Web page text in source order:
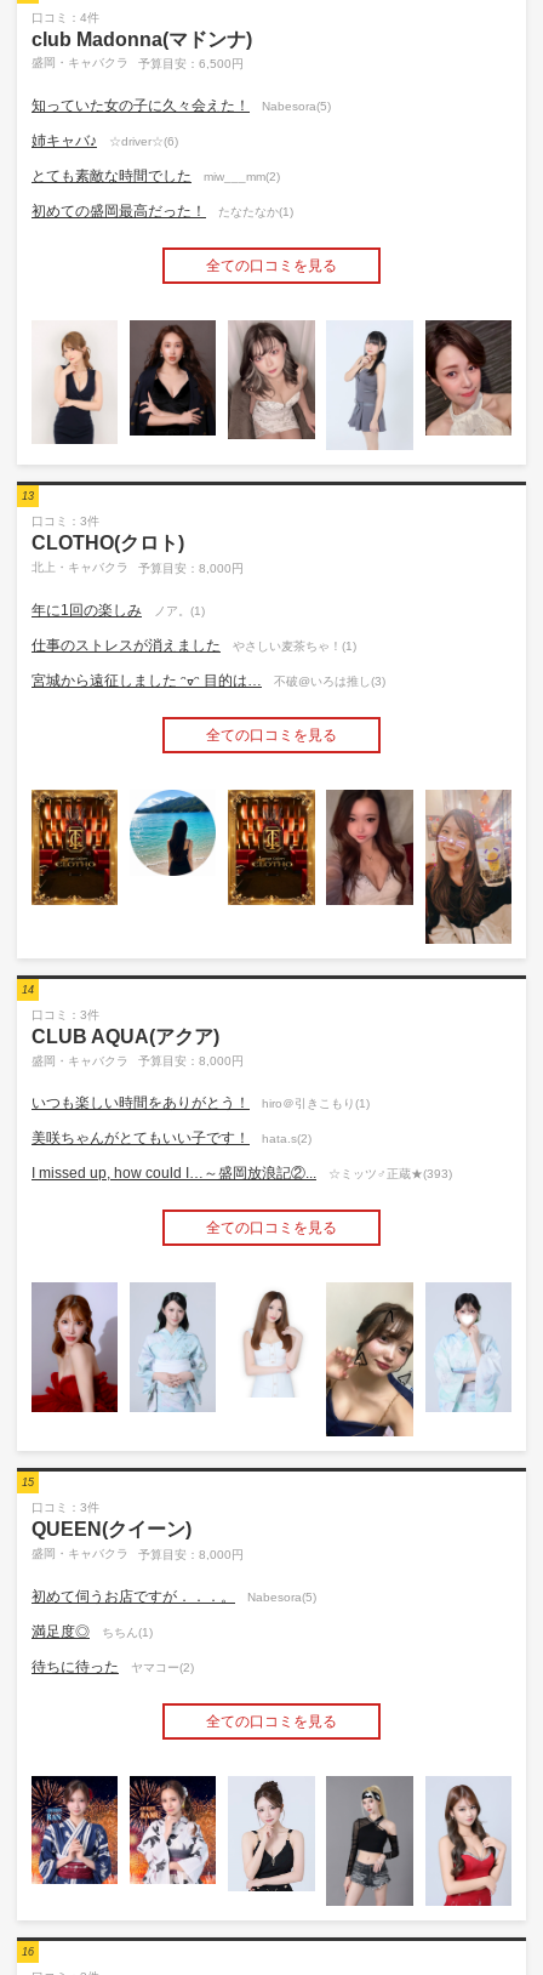
口コミ：4件
club Madonna(マドンナ)
盛岡・キャバクラ 予算目安：6,500円
知っていた女の子に久々会えた！ Nabesora(5)
姉キャバ♪ ☆driver☆(6)
とても素敵な時間でした miw___mm(2)
初めての盛岡最高だった！ たなたなか(1)
全ての口コミを見る
13
口コミ：3件
CLOTHO(クロト)
北上・キャバクラ 予算目安：8,000円
年に1回の楽しみ ノア。(1)
仕事のストレスが消えました やさしい麦茶ちゃ！(1)
宮城から遠征しました ᵔᢦᵔ 目的は… 不破@いろは推し(3)
全ての口コミを見る
14
口コミ：3件
CLUB AQUA(アクア)
盛岡・キャバクラ 予算目安：8,000円
いつも楽しい時間をありがとう！ hiro＠引きこもり(1)
美咲ちゃんがとてもいい子です！ hata.s(2)
I missed up, how could I…～盛岡放浪記②... ☆ミッツ♂正蔵★(393)
全ての口コミを見る
15
口コミ：3件
QUEEN(クイーン)
盛岡・キャバクラ 予算目安：8,000円
初めて伺うお店ですが．．．。 Nabesora(5)
満足度◎ ちちん(1)
待ちに待った ヤマコー(2)
全ての口コミを見る
16